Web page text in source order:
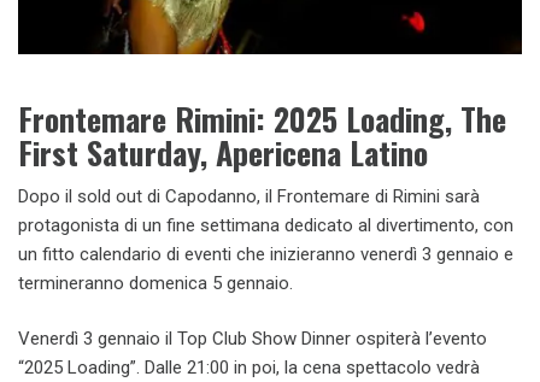
Frontemare Rimini: 2025 Loading, The
First Saturday, Apericena Latino
Dopo il sold out di Capodanno, il Frontemare di Rimini sarà
protagonista di un fine settimana dedicato al divertimento, con
un fitto calendario di eventi che inizieranno venerdì 3 gennaio e
termineranno domenica 5 gennaio.
Venerdì 3 gennaio il Top Club Show Dinner ospiterà l’evento
“2025 Loading”. Dalle 21:00 in poi, la cena spettacolo vedrà